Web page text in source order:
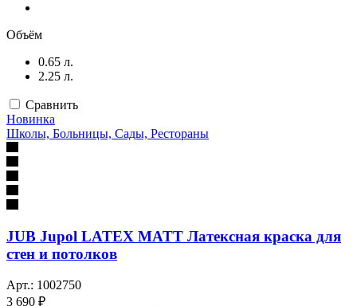
Объём
0.65 л.
2.25 л.
Сравнить
Новинка
Школы, Больницы, Сады, Рестораны
JUB Jupol LATEX MATT Латексная краска для
стен и потолков
Арт.: 1002750
3 690 ₽